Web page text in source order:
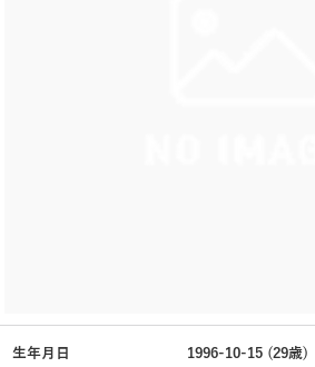
生年月日
1996-10-15 (29歳)